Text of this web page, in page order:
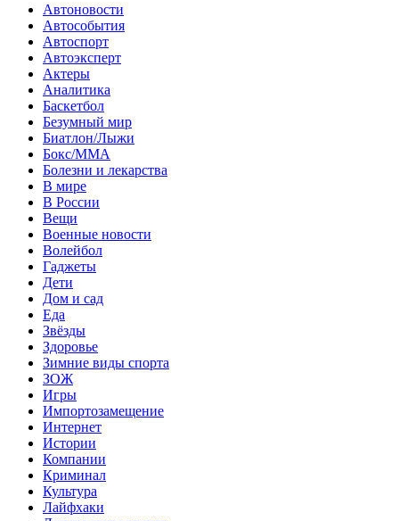
Автоновости
Автособытия
Автоспорт
Автоэксперт
Актеры
Аналитика
Баскетбол
Безумный мир
Биатлон/Лыжи
Бокс/MMA
Болезни и лекарства
В мире
В России
Вещи
Военные новости
Волейбол
Гаджеты
Дети
Дом и сад
Еда
Звёзды
Здоровье
Зимние виды спорта
ЗОЖ
Игры
Импортозамещение
Интернет
Истории
Компании
Криминал
Культура
Лайфхаки